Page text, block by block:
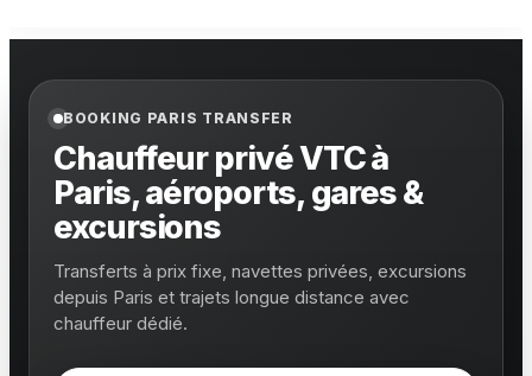
BOOKING PARIS TRANSFER
Chauffeur privé VTC à
Paris, aéroports, gares &
excursions
Transferts à prix fixe, navettes privées, excursions
depuis Paris et trajets longue distance avec
chauffeur dédié.